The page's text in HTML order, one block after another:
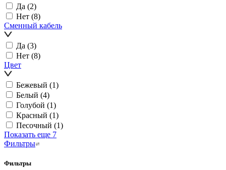
Да (2)
Нет (8)
Сменный кабель
Да (3)
Нет (8)
Цвет
Бежевый (1)
Белый (4)
Голубой (1)
Красный (1)
Песочный (1)
Показать еще 7
Фильтры
Фильтры